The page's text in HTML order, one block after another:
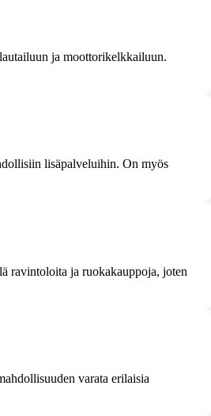
ja moottorikelkkailuun.
lisäpalveluihin. On myös
ravintoloita ja ruokakauppoja, joten
varata erilaisia